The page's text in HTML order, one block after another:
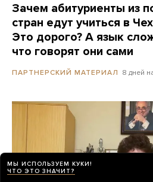
Зачем абитуриенты из
стран едут учиться в
Это дорого? А язык
что говорят они сами
ПАРТНЕРСКИЙ МАТЕРИАЛ 8 дней
МЫ ИСПОЛЬЗУЕМ КУКИ!
ЧТО ЭТО ЗНАЧИТ?